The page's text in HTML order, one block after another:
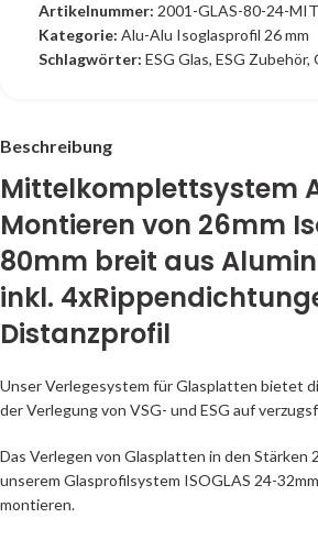
Artikelnummer: 2001-GLAS-80-24-
Kategorie: Alu-Alu Isoglasprofil 26 mm
Schlagwörter: ESG Glas, ESG Zubehör,
Beschreibung
Mittelkomplettsystem
Montieren von 26mm
80mm breit aus
inkl.
Distanzprofil
Unser Verlegesystem für Glasplatten bietet
der Verlegung von VSG- und ESG auf
Das Verlegen von Glasplatten in den Stärken
unserem Glasprofilsystem ISOGLAS 24-
montieren.